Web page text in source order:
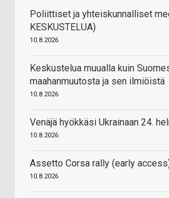
Poliittiset ja yhteiskunnalliset
KESKUSTELUA)
10.8.2026
Keskustelua muualla kuin
maahanmuutosta ja sen ilmiöistä
10.8.2026
Venäjä hyökkäsi Ukrainaan 24.
10.8.2026
Assetto Corsa rally (early
10.8.2026